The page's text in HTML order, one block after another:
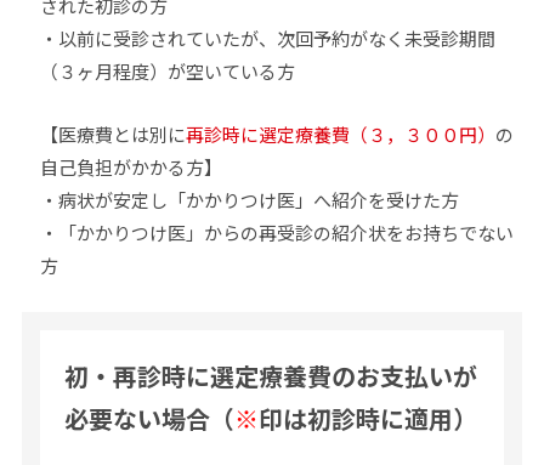
された初診の方
・以前に受診されていたが、次回予約がなく未受診期間
（３ヶ月程度）が空いている方
【医療費とは別に再診時に選定療養費（３，３００円） の
自己負担がかかる方】
・病状が安定し「かかりつけ医」へ紹介を受けた方
・「かかりつけ医」からの再受診の紹介状をお持ちでない
方
初・再診時に選定療養費のお支払いが
必要ない場合（※印は初診時に適用）